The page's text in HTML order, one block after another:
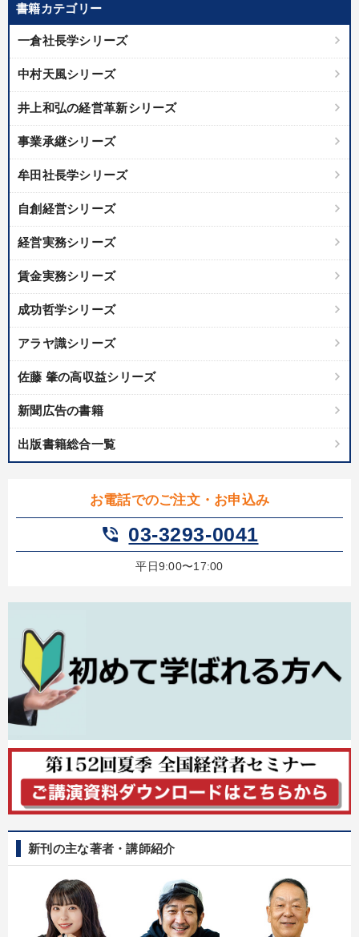
書籍カテゴリー
一倉社長学シリーズ
中村天風シリーズ
井上和弘の経営革新シリーズ
事業承継シリーズ
牟田社長学シリーズ
自創経営シリーズ
経営実務シリーズ
賃金実務シリーズ
成功哲学シリーズ
アラヤ識シリーズ
佐藤 肇の高収益シリーズ
新聞広告の書籍
出版書籍総合一覧
お電話でのご注文・お申込み
phone_in_talk 03-3293-0041
平日9:00〜17:00
新刊の主な著者・講師紹介